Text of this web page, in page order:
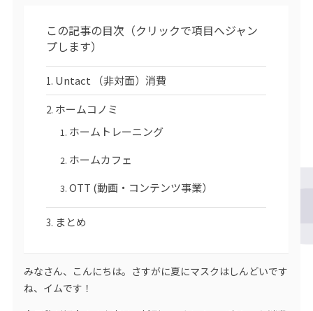
この記事の目次（クリックで項目へジャン
プします）
Untact （非対面）消費
ホームコノミ
ホームトレーニング
ホームカフェ
OTT (動画・コンテンツ事業）
まとめ
みなさん、こんにちは。さすがに夏にマスクはしんどいです
ね、イムです！